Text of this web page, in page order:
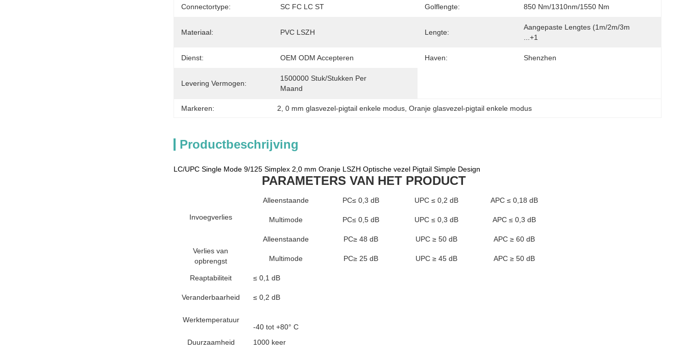
Connectortype: SC FC LC ST Golflengte: 850 Nm/1310nm/1550 Nm
Materiaal: PVC LSZH Lengte:
Aangepaste Lengtes (1m/2m/3m
...+1
Dienst: OEM ODM Accepteren Haven: Shenzhen
Levering Vermogen:
1500000 Stuk/Stukken Per
Maand
Markeren: 2 , 0 mm glasvezel-pigtail enkele modus , Oranje glasvezel-pigtail enkele modus
Productbeschrijving
LC/UPC Single Mode 9/125 Simplex 2,0 mm Oranje LSZH Optische vezel Pigtail Simple Design
PARAMETERS VAN HET PRODUCT
Invoegverlies
Alleenstaande PC≤ 0,3 dB UPC ≤ 0,2 dB APC ≤ 0,18 dB
Multimode PC≤ 0,5 dB UPC ≤ 0,3 dB APC ≤ 0,3 dB
Verlies van
opbrengst
Alleenstaande PC≥ 48 dB UPC ≥ 50 dB APC ≥ 60 dB
Multimode PC≥ 25 dB UPC ≥ 45 dB APC ≥ 50 dB
Reaptabiliteit ≤ 0,1 dB
Veranderbaarheid ≤ 0,2 dB
Werktemperatuur
-40 tot +80° C
Duurzaamheid
1000 keer